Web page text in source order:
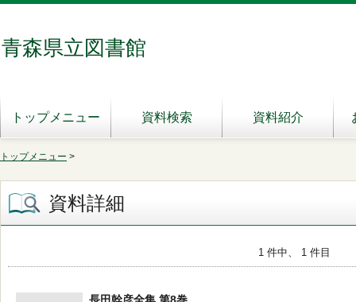
青森県立図書館
トップメニュー 資料検索 資料紹介
トップメニュー >
資料詳細
1 件中、 1 件目